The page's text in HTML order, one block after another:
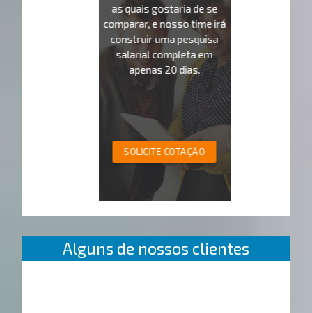
as quais gostaria de se
comparar, e nosso time irá
construir uma pesquisa
salarial completa em
apenas 20 dias.
SOLICITE COTAÇÃO
Alguns de nossos clientes